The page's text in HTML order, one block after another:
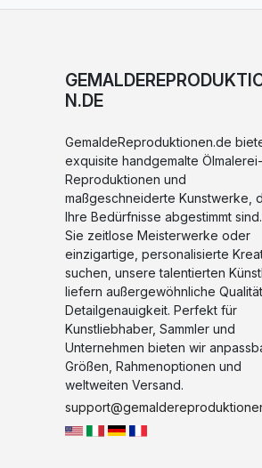
N.DE
GemaldeReproduktionen.de
exquisite handgemalte Ölmalerei-
Reproduktionen und
maßgeschneiderte Kunstwerke,
Ihre Bedürfnisse abgestimmt
Sie zeitlose Meisterwerke oder
einzigartige, personalisierte
suchen, unsere talentierten
liefern außergewöhnliche
Detailgenauigkeit. Perfekt für
Kunstliebhaber, Sammler und
Unternehmen bieten wir
Größen, Rahmenoptionen und
weltweiten Versand.